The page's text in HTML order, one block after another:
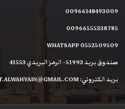
00966148493009
00966555338785
WHATSAPP 0552509509
صندوق بريد 51993- الرمز البريدي 41553
بريد الكتروني: W.T.ALWAHYAIN@GMAIL.COM